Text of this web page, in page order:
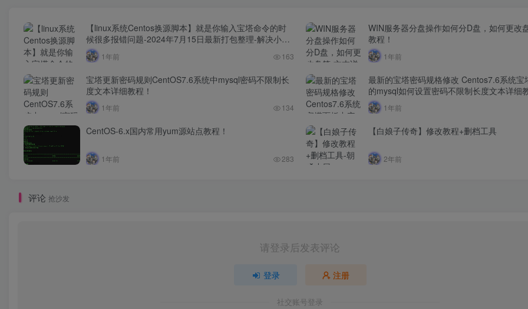
【linux系统Centos换源脚本】就是你输入宝塔命令的时
候很多报错问题-2024年7月15日最新打包整理-解决小厂
服务器yum源！
1年前 163
WIN服务器分盘操作如何分D盘，如何更改
教程！
1年前
宝塔更新密码规则CentOS7.6系统中mysql密码不限制长
度文本详细教程！
1年前 134
最新的宝塔密码规格修改 Centos7.6系统宝
的mysql如何设置密码不限制长度文本详细
1年前
CentOS-6.x国内常用yum源站点教程！
1年前 283
【白娘子传奇】修改教程+删档工具
2年前
评论 抢沙发
请登录后发表评论
登录 注册
社交账号登录